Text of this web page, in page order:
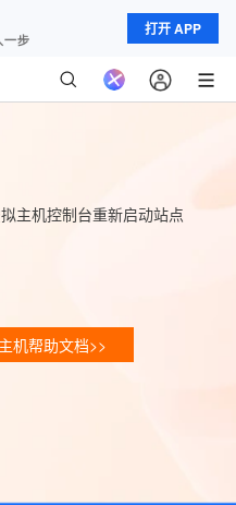
打开 APP
主机控制台重新启动站点
机帮助文档>>